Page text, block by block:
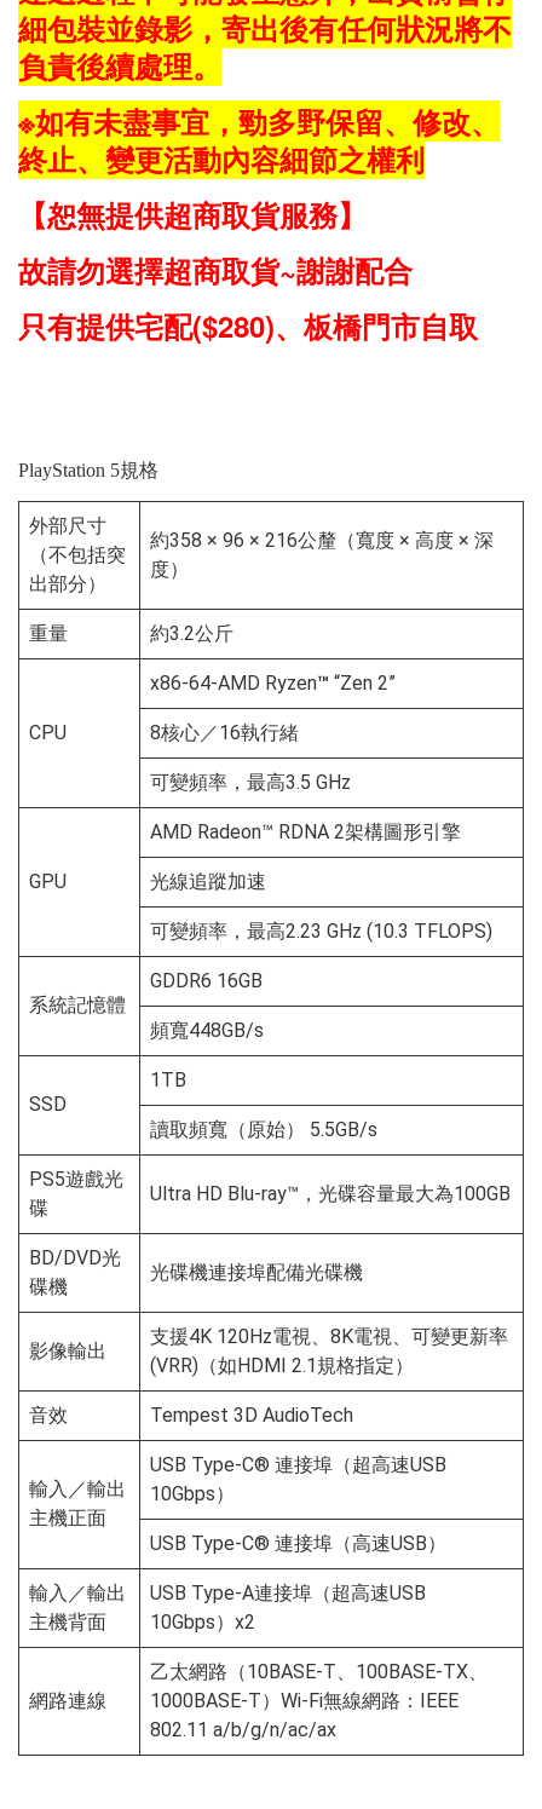
細包裝並錄影，寄出後有任何狀況將不
負責後續處理。
※如有未盡事宜，勁多野保留、修改、
終止、變更活動內容細節之權利
【恕無提供超商取貨服務】
故請勿選擇超商取貨~謝謝配合
只有提供宅配($280)、板橋門市自取
PlayStation 5規格
外部尺寸
（不包括突
出部分）
約358 × 96 × 216公釐（寬度 × 高度 × 深
度）
重量 約3.2公斤
CPU
x86-64-AMD Ryzen™ “Zen 2”
8核心／16執行緒
可變頻率，最高3.5 GHz
GPU
AMD Radeon™ RDNA 2架構圖形引擎
光線追蹤加速
可變頻率，最高2.23 GHz (10.3 TFLOPS)
系統記憶體
GDDR6 16GB
頻寬448GB/s
SSD
1TB
讀取頻寬（原始） 5.5GB/s
PS5遊戲光
碟
Ultra HD Blu-ray™，光碟容量最大為100GB
BD/DVD光
碟機
光碟機連接埠配備光碟機
影像輸出
支援4K 120Hz電視、8K電視、可變更新率
(VRR)（如HDMI 2.1規格指定）
音效 Tempest 3D AudioTech
輸入／輸出
主機正面
USB Type-C® 連接埠（超高速USB
10Gbps）
USB Type-C® 連接埠（高速USB）
輸入／輸出
主機背面
USB Type-A連接埠（超高速USB
10Gbps）x2
網路連線
乙太網路（10BASE-T、100BASE-TX、
1000BASE-T）Wi-Fi無線網路：IEEE
802.11 a/b/g/n/ac/ax